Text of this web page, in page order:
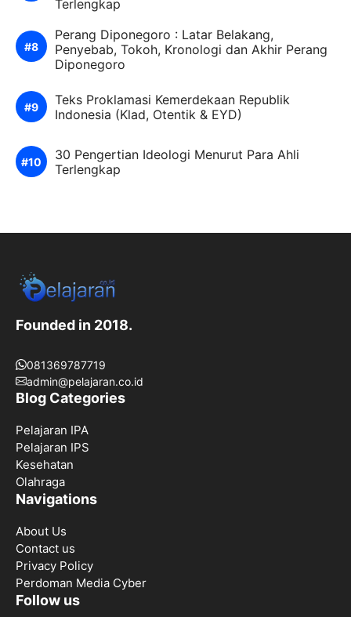
Terlengkap
Perang Diponegoro : Latar Belakang,
Penyebab, Tokoh, Kronologi dan Akhir Perang
Diponegoro
Teks Proklamasi Kemerdekaan Republik
Indonesia (Klad, Otentik & EYD)
30 Pengertian Ideologi Menurut Para Ahli
Terlengkap
Founded in 2018.
081369787719
admin@pelajaran.co.id
Blog Categories
Pelajaran IPA
Pelajaran IPS
Kesehatan
Olahraga
Navigations
About Us
Contact us
Privacy Policy
Perdoman Media Cyber
Follow us